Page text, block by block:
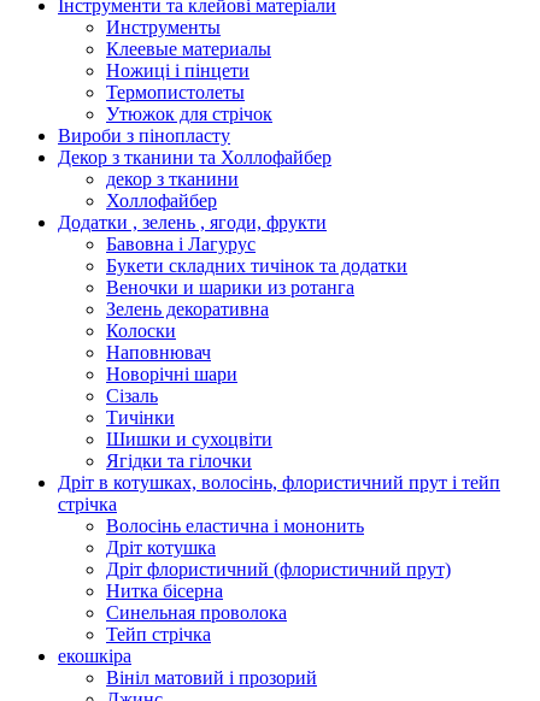
Інструменти та клейові матеріали
Инструменты
Клеевые материалы
Ножиці і пінцети
Термопистолеты
Утюжок для стрічок
Вироби з пінопласту
Декор з тканини та Холлофайбер
декор з тканини
Холлофайбер
Додатки , зелень , ягоди, фрукти
Бавовна і Лагурус
Букети складних тичінок та додатки
Веночки и шарики из ротанга
Зелень декоративна
Колоски
Наповнювач
Новорічні шари
Сізаль
Тичінки
Шишки и сухоцвіти
Ягідки та гілочки
Дріт в котушках, волосінь, флористичний прут і тейп
стрічка
Волосінь еластична і мононить
Дріт котушка
Дріт флористичний (флористичний прут)
Нитка бісерна
Синельная проволока
Тейп стрічка
екошкіра
Вініл матовий і прозорий